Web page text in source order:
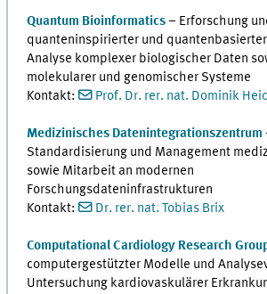
Quantum Bioinformatics– Erforschung
quanteninspirierter und
Analyse komplexer biologischer Daten
molekularer und genomischer Systeme
Kontakt:
Prof. Dr. rer. nat. Dominik
Medizinisches Datenintegrationszentrum
Standardisierung und Management
sowie Mitarbeit an modernen
Forschungsdateninfrastrukturen
Kontakt:
Dr. rer. nat. Tobias Brix
Computational Cardiology Research
computergestützter Modelle und
Untersuchung kardiovaskulärer